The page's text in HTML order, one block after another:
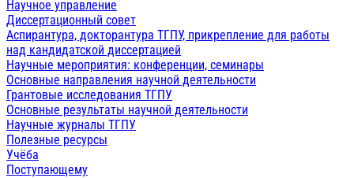
Научное управление
Диссертационный совет
Аспирантура, докторантура ТГПУ, прикрепление для работы
над кандидатской диссертацией
Научные мероприятия: конференции, семинары
Основные направления научной деятельности
Грантовые исследования ТГПУ
Основные результаты научной деятельности
Научные журналы ТГПУ
Полезные ресурсы
Учёба
Поступающему